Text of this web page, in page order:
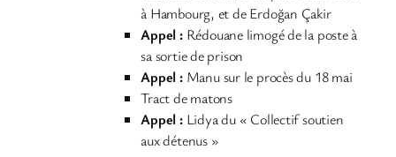
à Hambourg, et de Erdoğan Çakir
Appel : Rédouane limogé de la poste à
sa sortie de prison
Appel :Manu sur le procès du 18 mai
Tract de matons
Appel :Lidya du « Collectif soutien
aux détenus »